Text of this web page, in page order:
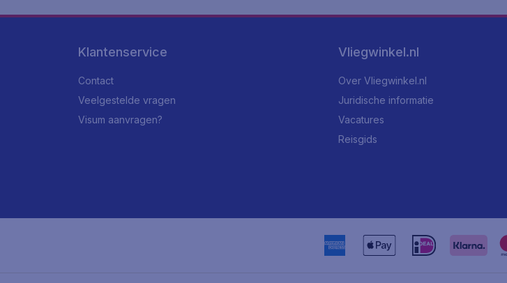
Klantenservice
Contact
Veelgestelde vragen
Visum aanvragen?
Vliegwinkel.nl
Over Vliegwinkel.nl
Juridische informatie
Vacatures
Reisgids